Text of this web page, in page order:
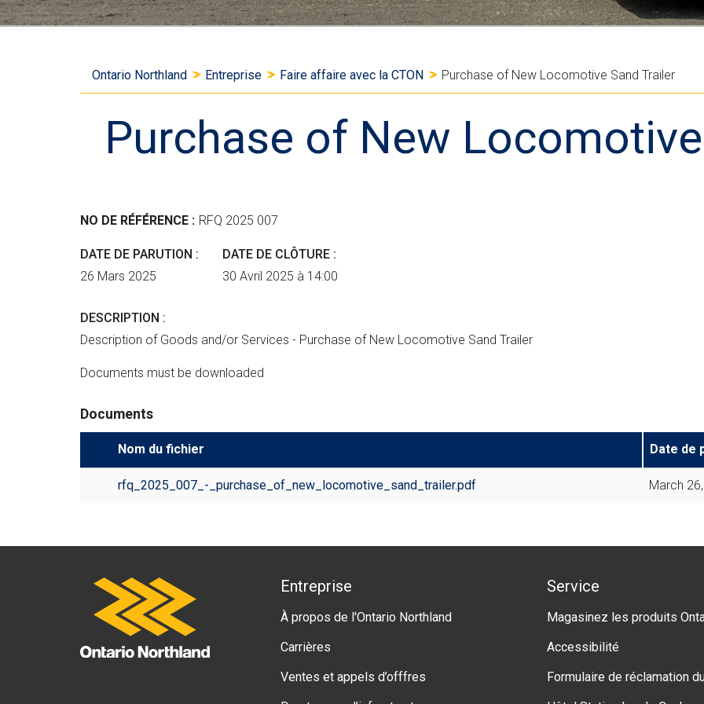
t
r
m
t
"
H
M
i
m
V
ê
t
e
s
i
c
i
Ontario Northland Entreprise Faire affaire avec la CTON Purchase of New Locomotive Sand Trailer
Purchase of New
NO DE RÉFÉRENCE RFQ 2025 007
DATE DE PARUTION
26 Mars 2025
DATE DE CLÔTURE
30 Avril 2025 à 14:00
DESCRIPTION
Description of Goods and/or Services - Purchase of New Locomotive Sand Trailer
Documents must be downloaded
Documents
Nom du fichier Date de
rfq_2025_007_-_purchase_of_new_locomotive_sand_trailer.pdf March
Ontario Northland
A
b
o
Entreprise
À propos de l'Ontario Northland
Carrières
Ventes et appels d’offfres
Service
Magasinez les produits
Accessibilité
Formulaire de réclamation